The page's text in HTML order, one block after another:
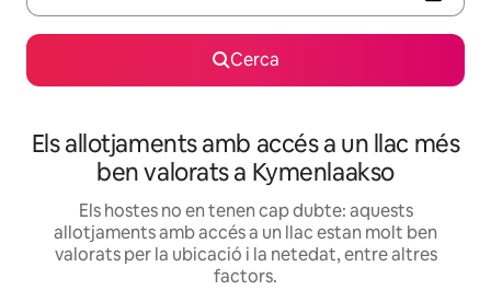
Cerca
Els allotjaments amb accés a un llac més
ben valorats a Kymenlaakso
Els hostes no en tenen cap dubte: aquests
allotjaments amb accés a un llac estan molt ben
valorats per la ubicació i la netedat, entre altres
factors.